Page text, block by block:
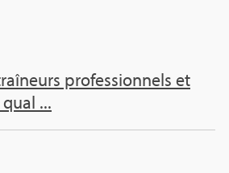
pro­fes­sion­nels et
...